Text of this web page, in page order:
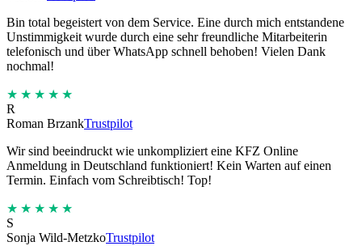
Bin total begeistert von dem Service. Eine durch mich entstandene
Unstimmigkeit wurde durch eine sehr freundliche Mitarbeiterin
telefonisch und über WhatsApp schnell behoben! Vielen Dank
nochmal!
★★★★★
R
Roman BrzankTrustpilot
Wir sind beeindruckt wie unkompliziert eine KFZ Online
Anmeldung in Deutschland funktioniert! Kein Warten auf einen
Termin. Einfach vom Schreibtisch! Top!
★★★★★
S
Sonja Wild-MetzkoTrustpilot